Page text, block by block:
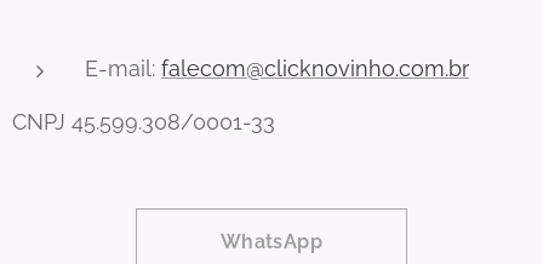
E-mail: falecom@clicknovinho.com.br
CNPJ 45.599.308/0001-33
WhatsApp